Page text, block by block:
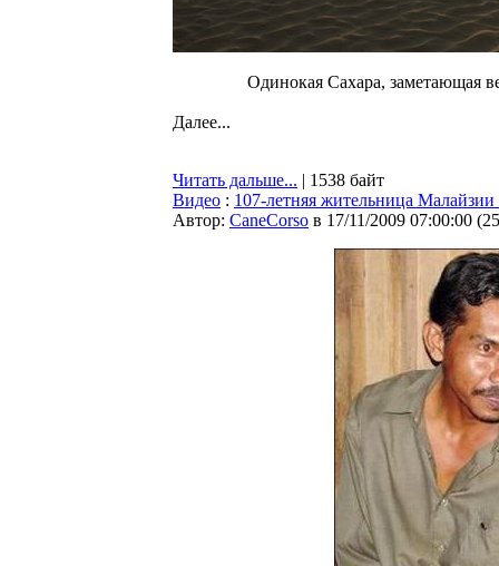
Одинокая Сахара, заметающая
Далее...
Читать дальше... | 1538 байт
Видео : 107-летняя жительница
Автор: CaneCorso в 17/11/2009 07:00:00 (